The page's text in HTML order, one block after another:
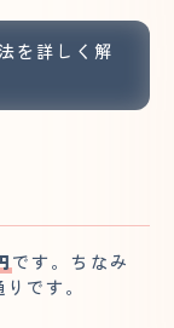
を詳しく解
です。ちなみ
です。